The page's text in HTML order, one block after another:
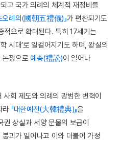
고 국가 의례의 체계적 재정비를
오례의(國朝五禮儀)』가 편찬되기도
적으로 확대된다. 특히 17세기는
시대’로 일컬어지기도 하며, 왕실의
논쟁으로 예송(禮訟)이 일어나
회 제도와 의례의 광범한 변혁이
라 『대한예전(大韓禮典)』을
권 상실과 서양 문물의 보급이
괴가 일어나고 이와 더불어 가정